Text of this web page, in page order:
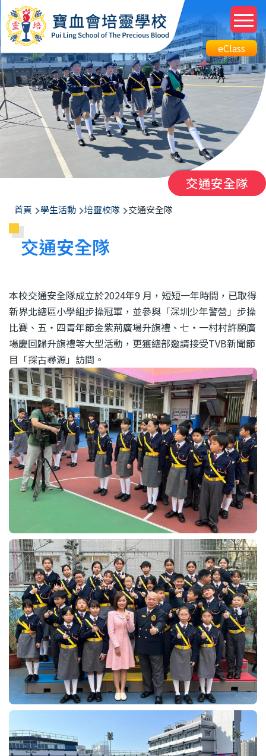
移至主內容
Top
eClass
Btn
eClass
交通安全隊
導
航
連
首頁 學生活動 培靈校隊 交通安全隊
交通安全隊
本校交通安全隊成立於2024年9 月，短短一年時間，已取得
新界北總區小學組步操冠軍，並參與「深圳少年警營」步操
比賽、五‧四青年節金紫荊廣場升旗禮、七‧一村村許願廣
場慶回歸升旗禮等大型活動，更獲總部邀請接受TVB新聞節
目「探古尋源」訪問。